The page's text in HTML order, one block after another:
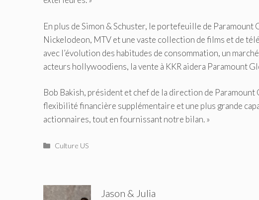
En plus de Simon & Schuster, le portefeuille de
Nickelodeon, MTV et une vaste collection de films et de
avec l’évolution des habitudes de consommation, un
acteurs hollywoodiens, la vente à KKR aidera Paramount
Bob Bakish, président et chef de la direction de
flexibilité financière supplémentaire et une plus grande
actionnaires, tout en fournissant notre bilan. »
Catégories
Culture US
Jason & Julia